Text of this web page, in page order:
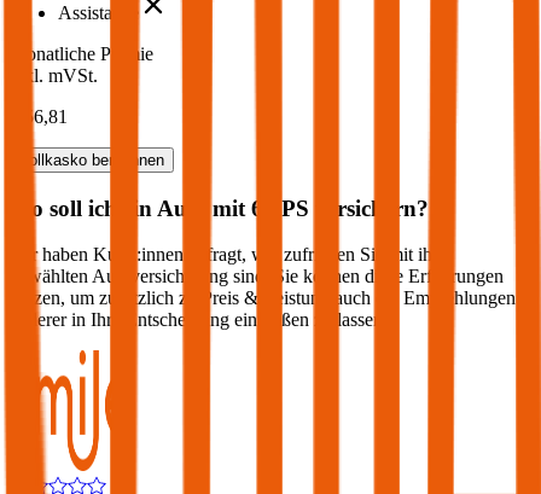
Assistance
Monatliche Prämie
inkl. mVSt.
€ 56,81
Vollkasko berechnen
Wo soll ich ein Auto mit 68 PS versichern?
Wir haben Kund:innen befragt, wie zufrieden Sie mit ihrer
gewählten Autoversicherung sind. Sie können diese Erfahrungen
nutzen, um zusätzlich zu Preis & Leistung auch die Empfehlungen
anderer in Ihre Entscheidung einfließen zu lassen: